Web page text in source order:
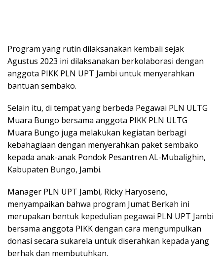
Program yang rutin dilaksanakan kembali sejak
Agustus 2023 ini dilaksanakan berkolaborasi dengan
anggota PIKK PLN UPT Jambi untuk menyerahkan
bantuan sembako.
Selain itu, di tempat yang berbeda Pegawai PLN ULTG
Muara Bungo bersama anggota PIKK PLN ULTG
Muara Bungo juga melakukan kegiatan berbagi
kebahagiaan dengan menyerahkan paket sembako
kepada anak-anak Pondok Pesantren AL-Mubalighin,
Kabupaten Bungo, Jambi.
Manager PLN UPT Jambi, Ricky Haryoseno,
menyampaikan bahwa program Jumat Berkah ini
merupakan bentuk kepedulian pegawai PLN UPT Jambi
bersama anggota PIKK dengan cara mengumpulkan
donasi secara sukarela untuk diserahkan kepada yang
berhak dan membutuhkan.